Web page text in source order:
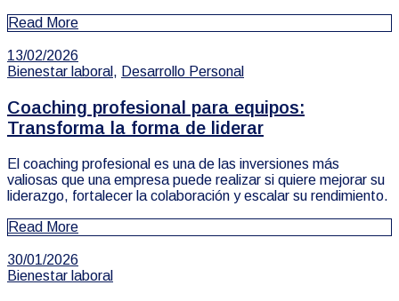
Read More
13/02/2026
Bienestar laboral , Desarrollo Personal
Coaching profesional para equipos:
Transforma la forma de liderar
El coaching profesional es una de las inversiones más
valiosas que una empresa puede realizar si quiere mejorar su
liderazgo, fortalecer la colaboración y escalar su rendimiento.
Read More
30/01/2026
Bienestar laboral